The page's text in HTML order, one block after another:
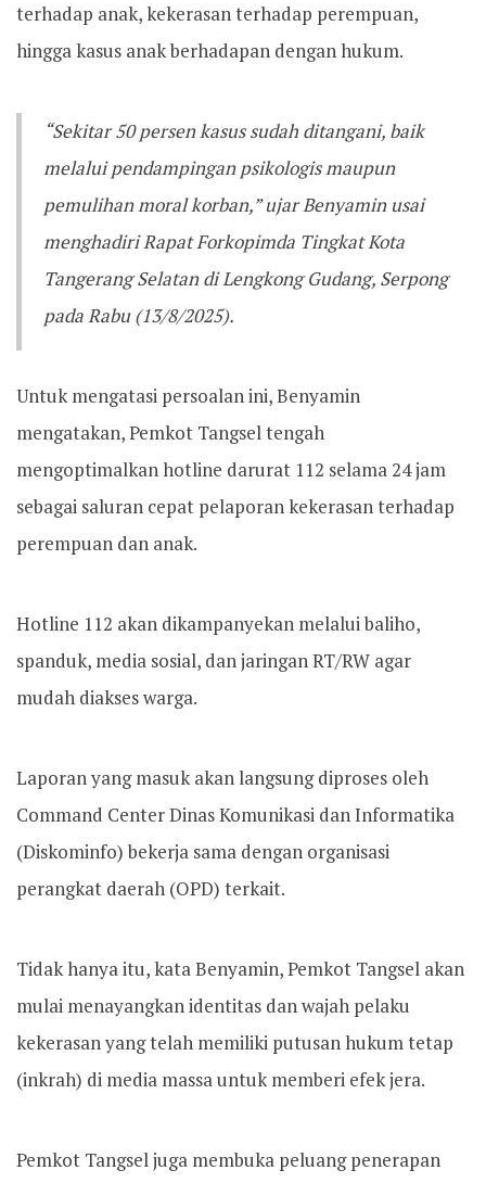
terhadap anak, kekerasan terhadap perempuan,
hingga kasus anak berhadapan dengan hukum.
“Sekitar 50 persen kasus sudah ditangani, baik
melalui pendampingan psikologis maupun
pemulihan moral korban,” ujar Benyamin usai
menghadiri Rapat Forkopimda Tingkat Kota
Tangerang Selatan di Lengkong Gudang, Serpong
pada Rabu (13/8/2025).
Untuk mengatasi persoalan ini, Benyamin
mengatakan, Pemkot Tangsel tengah
mengoptimalkan hotline darurat 112 selama 24 jam
sebagai saluran cepat pelaporan kekerasan terhadap
perempuan dan anak.
Hotline 112 akan dikampanyekan melalui baliho,
spanduk, media sosial, dan jaringan RT/RW agar
mudah diakses warga.
Laporan yang masuk akan langsung diproses oleh
Command Center Dinas Komunikasi dan Informatika
(Diskominfo) bekerja sama dengan organisasi
perangkat daerah (OPD) terkait.
Tidak hanya itu, kata Benyamin, Pemkot Tangsel akan
mulai menayangkan identitas dan wajah pelaku
kekerasan yang telah memiliki putusan hukum tetap
(inkrah) di media massa untuk memberi efek jera.
Pemkot Tangsel juga membuka peluang penerapan